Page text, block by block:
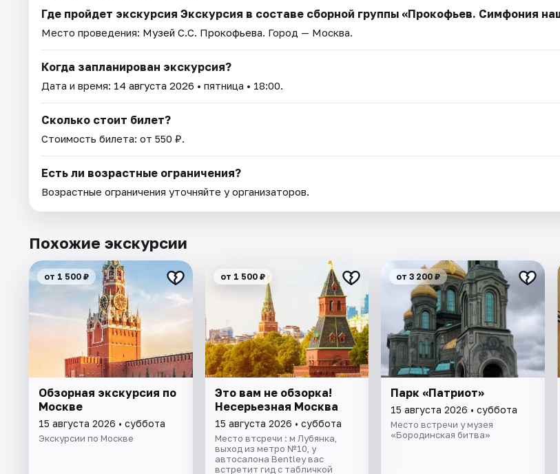
Где пройдет экскурсия Экскурсия в составе сборной группы «Прокофьев. Симфония
Место проведения: Музей С.С. Прокофьева. Город — Москва.
Когда запланирован экскурсия?
Дата и время: 14 августа 2026 • пятница • 18:00.
Сколько стоит билет?
Стоимость билета: от 550 ₽.
Есть ли возрастные ограничения?
Возрастные ограничения уточняйте у организаторов.
Похожие экскурсии
от 1 500 ₽
Обзорная экскурсия по
Москве
15 августа 2026 • суббота
Экскурсии по Москве
от 1 500 ₽
Это вам не обзорка!
Несерьезная Москва
15 августа 2026 • суббота
Место втсречи : м Лубянка,
выход из метро №10, у
автосалона Bentley вас
встретит гид с табличкой
от 3 200 ₽
Парк «Патриот»
15 августа 2026 • суббота
Место встречи у музея
«Бородинская битва»